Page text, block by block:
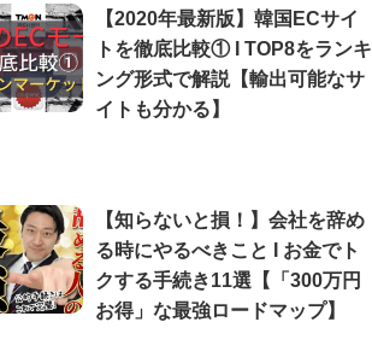
【2020年最新版】韓国ECサイ
トを徹底比較① Ι TOP8をランキ
ング形式で解説【輸出可能なサ
イトも分かる】
【知らないと損！】会社を辞め
る時にやるべきこと Ι お金でト
クする手続き11選【「300万円
お得」な最強ロードマップ】